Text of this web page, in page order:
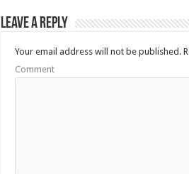
Leave a Reply
Your email address will not be published.
Comment